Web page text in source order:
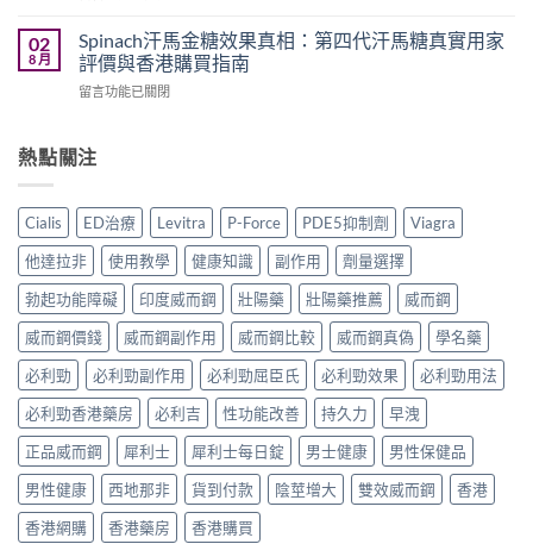
道、
價
錢
假
辨
指
南〉
中
壯
學
藥
效
確
用
法
與
香
港
購
買
南〉
中
最
好
用？
享
代
印
度
神
油
實
測
比
較〉
量
糖
真
實
評
Hamer
汗
馬
糖、
Spinach
金
糖、
Mentalk
糖
哪
款
效
果
好？〉
中
02
8 月
Spinach汗馬金糖效果真相：第四代汗馬糖真實用家
評價與香港購買指南
在
馬
金
效
果
真
相：
第
四
代
汗
糖
真
實
用
家
評
價
與
留言功能已關閉
熱點關注
Cialis ED治療 Levitra P-Force PDE5抑制劑
Viagra
他達拉非
使用教學 健康知識 副作用
劑量選擇
勃起功能障礙
印度威而鋼 壯陽藥 壯陽藥推薦
威而鋼
威而鋼價錢
威而鋼副作用 威而鋼比較 威而鋼真偽
學名藥
必利勁
必利勁副作用 必利勁屈臣氏 必利勁效果
必利勁用法
必利勁香港藥房
必利吉 性功能改善 持久力
早洩
正品威而鋼
犀利士 犀利士每日錠 男士健康
男性保健品
男性健康
西地那非 貨到付款 陰莖增大 雙效威而鋼
香港
香港網購
香港藥房 香港購買